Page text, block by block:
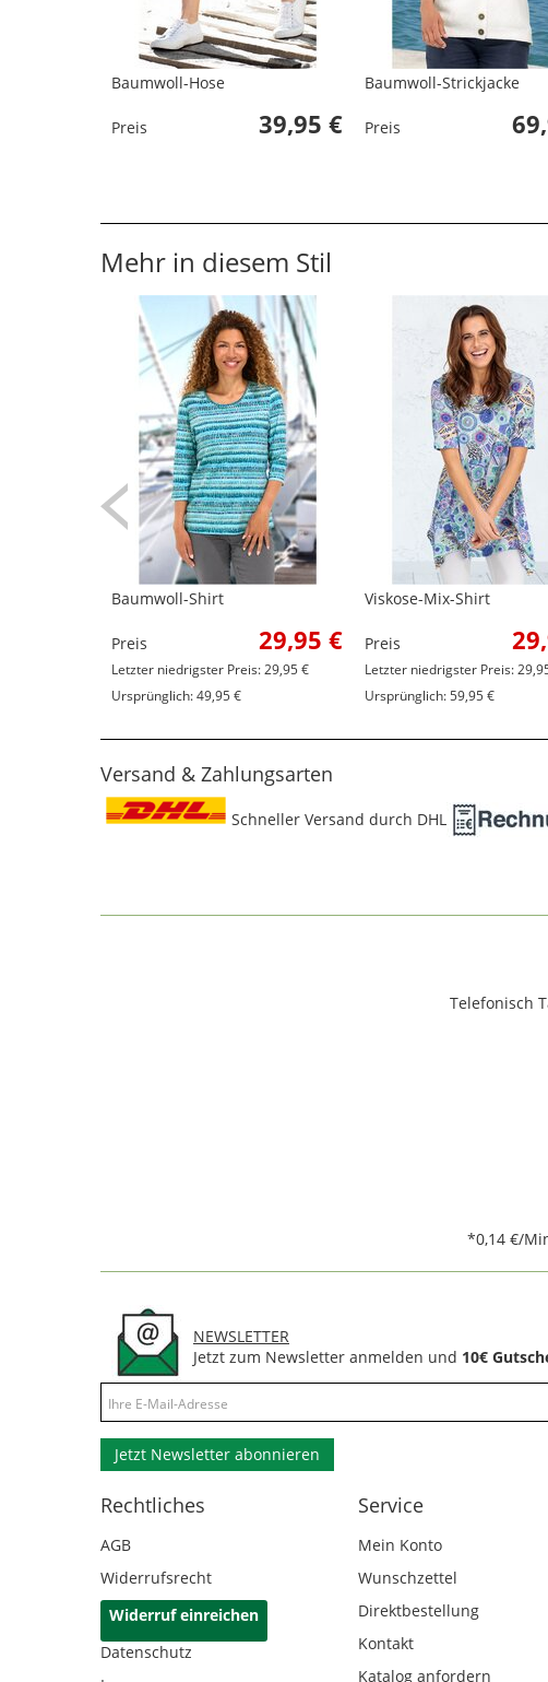
Baumwoll-Hose
Preis 39,95 €
Baumwoll-Strickjacke
Preis
Mehr in diesem Stil
Baumwoll-Shirt
Preis 29,95 €
Letzter niedrigster Preis: 29,95 €
Ursprünglich: 49,95 €
Viskose-Mix-Shirt
Preis
Letzter niedrigster Preis:
Ursprünglich: 59,95 €
Versand & Zahlungsarten
Schneller Versand durch DHL
Telefonisch
*0,14 €/
NEWSLETTER
Jetzt zum Newsletter anmelden und 10€
Jetzt Newsletter abonnieren
Rechtliches
AGB
Widerrufsrecht
Widerruf einreichen
Datenschutz
Service
Mein Konto
Wunschzettel
Direktbestellung
Kontakt
Katalog anfordern